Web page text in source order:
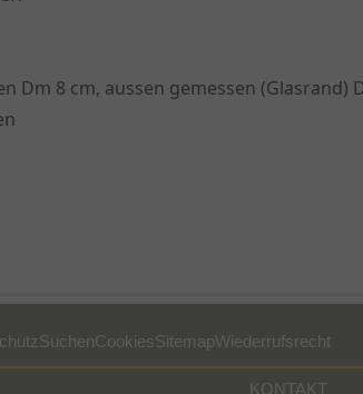
Dm 8 cm, aussen gemessen (Glasrand)
SuchenCookiesSitemapWiederrufsrecht
KONTAKT